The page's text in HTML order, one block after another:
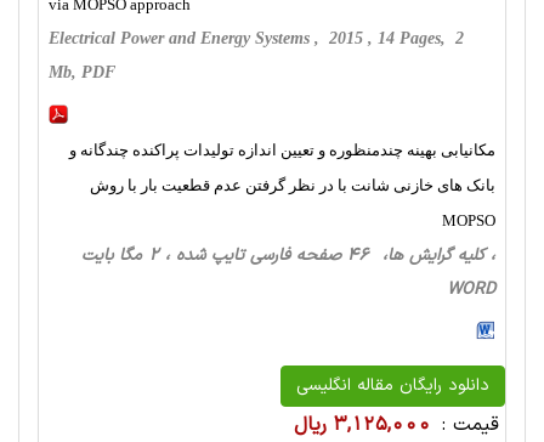
via MOPSO approach
Electrical Power and Energy Systems , 2015 , 14 Pages, 2
Mb, PDF
مکانیابی بهینه چندمنظوره و تعیین اندازه تولیدات پراکنده چندگانه و
بانک های خازنی شانت با در نظر گرفتن عدم قطعیت بار با روش
MOPSO
، کلیه گرایش ها، 46 صفحه فارسی تایپ شده ، 2 مگا بایت
WORD
دانلود رایگان مقاله انگلیسی
قیمت : 3,125,000 ریال